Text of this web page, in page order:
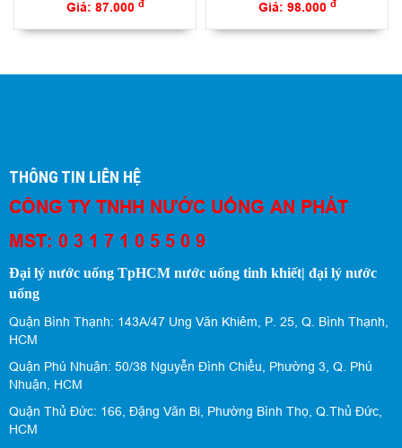
Giá: 87.000 đ Giá: 98.000 đ
THÔNG TIN LIÊN HỆ
CÔNG TY TNHH NƯỚC UỐNG AN PHÁT
MST: 0 3 1 7 1 0 5 5 0 9
Đại lý nước uống TpHCM nước uống tinh khiết| đại lý nước
uống
Quận Bình Thạnh: 143A/47 Ung Văn Khiêm, P. 25, Q. Bình Thạnh,
HCM
Quận Phú Nhuận: 50/38 Nguyễn Đình Chiểu, Phường 3, Q. Phú
Nhuận, HCM
Quận Thủ Đức: 166, Đặng Văn Bi, Phường Bình Thọ, Q.Thủ Đức,
HCM